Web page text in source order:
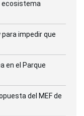
ecosistema
impedir que
en el Parque
del MEF de